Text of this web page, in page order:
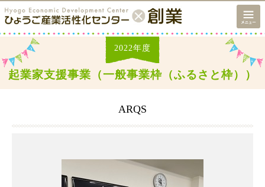
2022年度
起業家支援事業（一般事業枠（ふるさと枠））
ARQS